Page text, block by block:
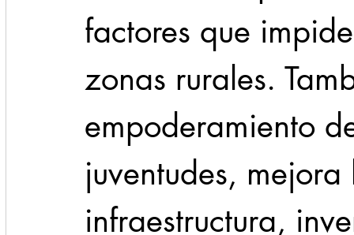
factores que
zonas rurales.
empoderamiento
juventudes,
infraestructura,